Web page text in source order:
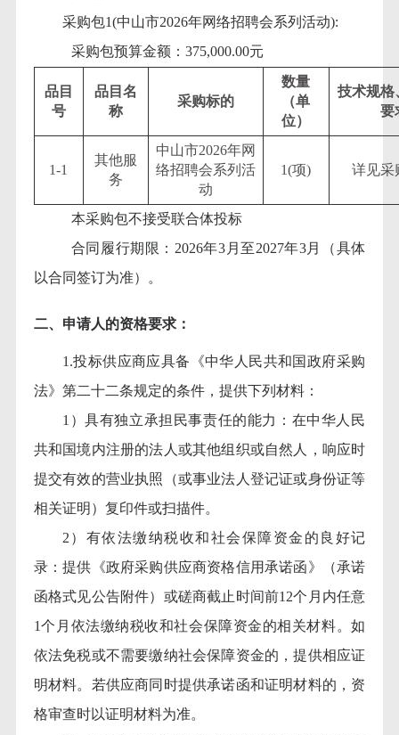
采购包1(中山市2026年网络招聘会系列活动):
采购包预算金额： 375,000.00元
品目
号
品目名
称
采购标的
数量
（单
位）
技术规格
要
1-1
其他服
务
中山市2026年网
络招聘会系列活
动
1(项) 详见采
本采购包不接受联合体投标
合同履行期限： 2026年3月至2027年3月（具体
以合同签订为准）。
二、申请人的资格要求：
1.投标供应商应具备《中华人民共和国政府采购
法》第二十二条规定的条件，提供下列材料：
1）具有独立承担民事责任的能力：在中华人民
共和国境内注册的法人或其他组织或自然人，响应时
提交有效的营业执照（或事业法人登记证或身份证等
相关证明）复印件或扫描件。
2）有依法缴纳税收和社会保障资金的良好记
录：提供《政府采购供应商资格信用承诺函》（承诺
函格式见公告附件）或磋商截止时间前12个月内任意
1个月依法缴纳税收和社会保障资金的相关材料。如
依法免税或不需要缴纳社会保障资金的，提供相应证
明材料。若供应商同时提供承诺函和证明材料的，资
格审查时以证明材料为准。